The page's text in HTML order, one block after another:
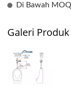
Di Bawah
Galeri Produk